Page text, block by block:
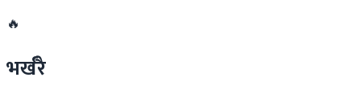
🔥
भर्खरै